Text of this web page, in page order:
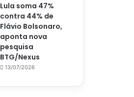
Lula soma 47%
contra 44% de
Flávio Bolsonaro,
aponta nova
pesquisa
BTG/Nexus
13/07/2026